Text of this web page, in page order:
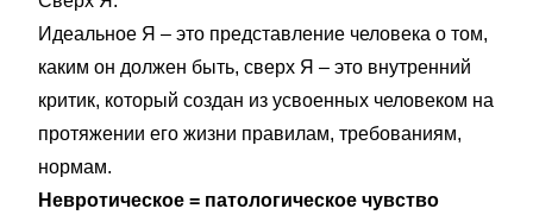
Идеальное Я – это представление человека о том,
каким он должен быть, сверх Я – это внутренний
критик, который создан из усвоенных человеком на
протяжении его жизни правилам, требованиям,
нормам.
Невротическое = патологическое чувство